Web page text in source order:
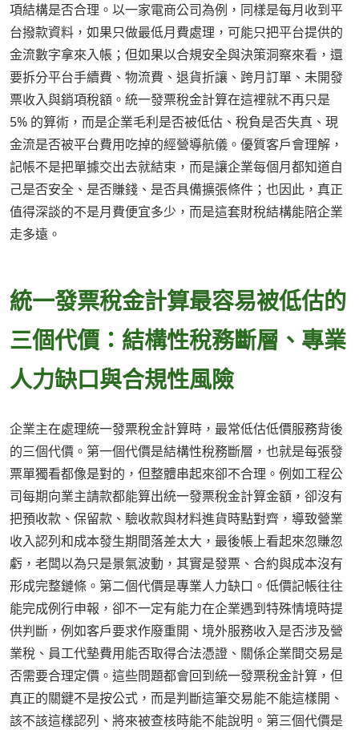
項結構是否合理。以一家電商公司為例，同樣是每月收到平
台撥款資料，如果只做最低月費處理，可能只把平台提供的
金流數字拿來入帳；但如果以合規安全與決策洞察來看，還
要拆分平台手續費、物流費、退貨折讓、跨月訂單、未開發
票收入與銷項稅額。統一發票稅金計算在這裡就不再只是
5% 的算術，而是企業毛利是否被低估、稅負是否失真、現
金流是否被平台費用吃掉的經營導航儀。優質客戶會理解，
記帳不是把單據交出去就結束，而是讓企業每個月都知道自
己是否安全、是否賺錢、是否具備擴張條件；也因此，真正
值得深談的不是月費便宜多少，而是這套財稅結構能陪企業
走多遠。
統一發票稅金計算最容易被低估的
三個代價：結構性稅務斷層、專業
人力缺口與合規性風險
企業主在處理統一發票稅金計算時，最常低估低價服務背後
的三個代價。第一個代價是結構性稅務斷層，也就是每張發
票單獨看都像是對的，但整體串起來卻不合理。例如工程公
司每期向業主請款都能算出統一發票稅金計算金額，卻沒有
把預收款、保留款、驗收款與材料進貨時點對齊，導致營業
收入認列和成本發生期間落差太大，最後帳上看起來忽賺忽
虧，老闆以為只是景氣波動，其實是發票、合約與成本沒有
形成完整鏈條。第二個代價是專業人力缺口。低價記帳往往
能完成例行申報，卻不一定有能力在企業遇到特殊情境時提
供判斷，例如客戶要求作廢重開、境外服務收入是否涉及營
業稅、員工代墊費用能否取得合法憑證、關係企業間交易是
否需要合理定價。這些問題都會回到統一發票稅金計算，但
真正的關鍵不是按公式，而是判斷這筆交易能不能這樣開、
該不該這樣認列、將來被查核時能不能說明。第三個代價是